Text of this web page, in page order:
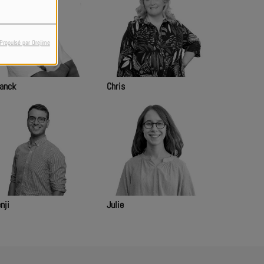
Propulsé par Orejime
Chris
Julie